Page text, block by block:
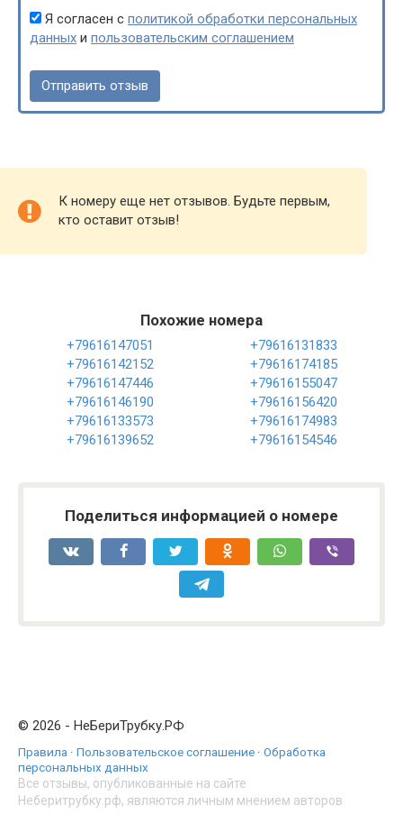
Я согласен с политикой обработки персональных
данных и пользовательским соглашением
К номеру еще нет отзывов. Будьте первым,
кто оставит отзыв!
Похожие номера
+79616147051
+79616131833
+79616142152
+79616174185
+79616147446
+79616155047
+79616146190
+79616156420
+79616133573
+79616174983
+79616139652
+79616154546
Поделиться информацией о номере
© 2026 - НеБериТрубку.РФ
Правила · Пользовательское соглашение · Обработка
персональных данных
Все отзывы, опубликованные на сайте
Неберитрубку.рф, являются личным мнением авторов